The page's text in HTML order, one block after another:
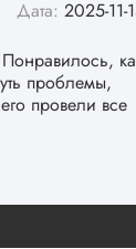
Дата: 2025-11-
проблемы,
провели все